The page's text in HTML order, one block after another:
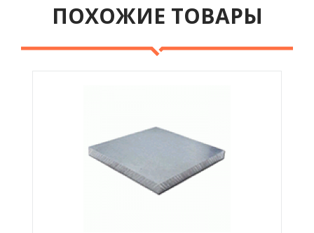
ПОХОЖИЕ ТОВАРЫ